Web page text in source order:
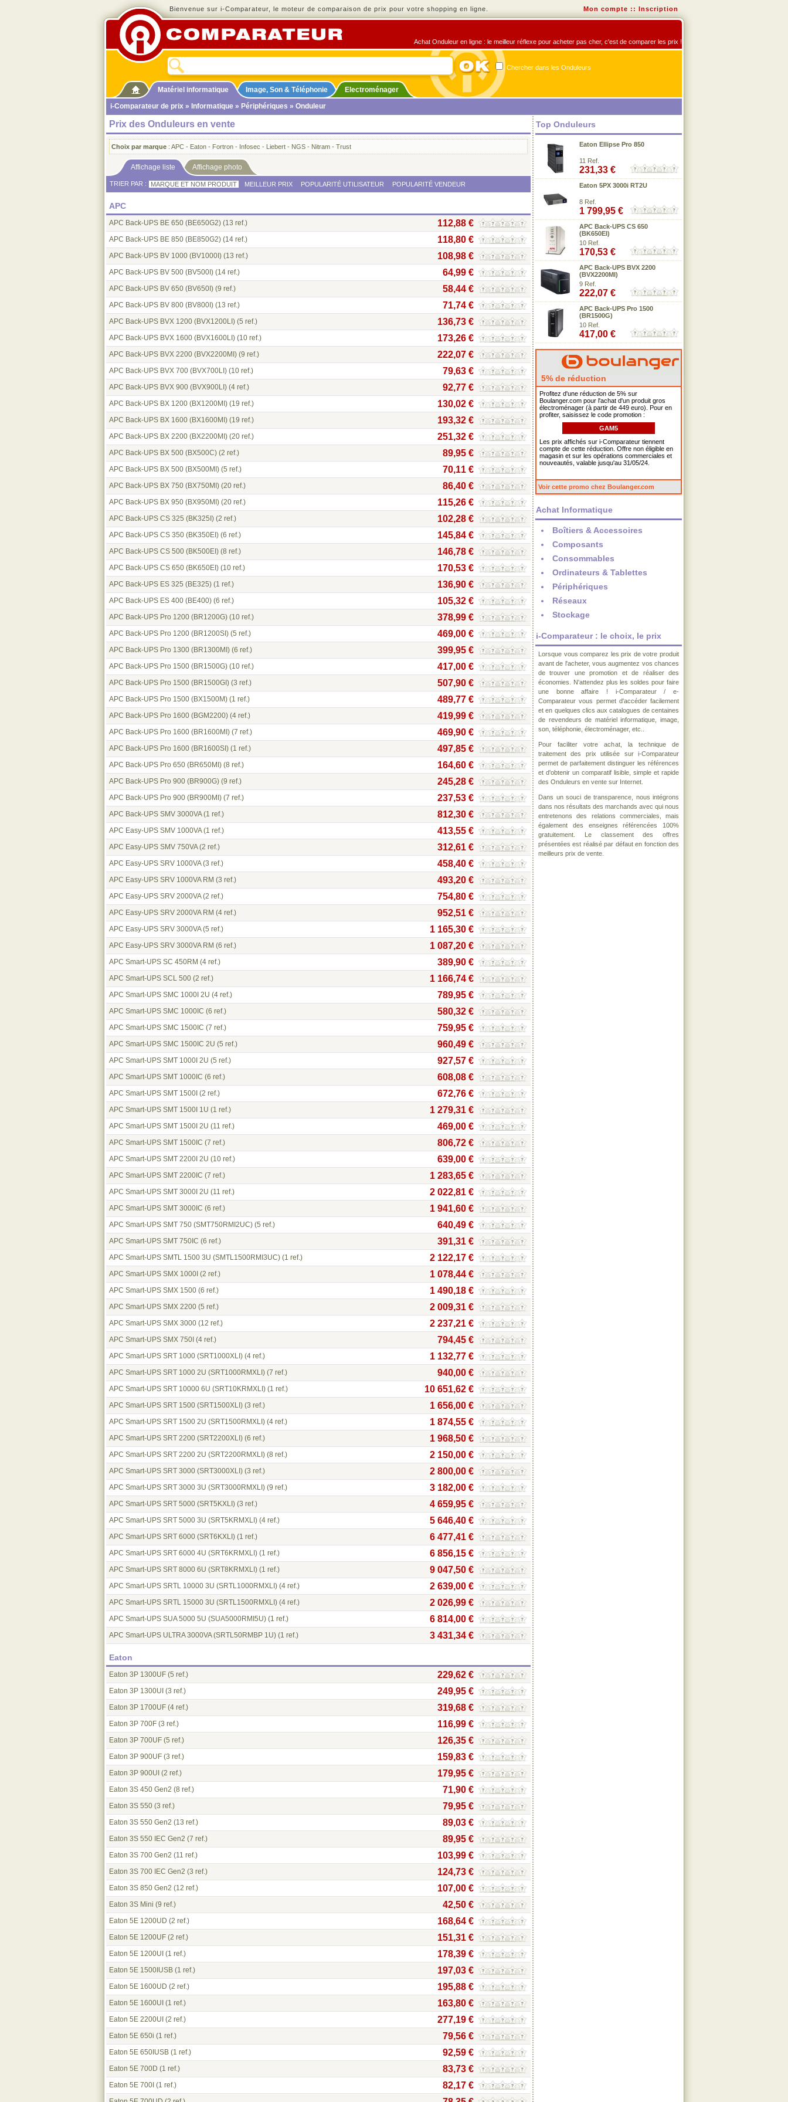
Bienvenue sur i-Comparateur, le moteur de comparaison de prix pour votre shopping en ligne. Mon compte :: Inscription
Achat Onduleur en ligne : le meilleur réflexe pour acheter pas cher, c'est de comparer les prix !
Chercher dans les Onduleurs
Matériel informatique Image, Son & Téléphonie
Electroménager
i-Comparateur de prix » Informatique » Périphériques » Onduleur
Prix des Onduleurs en vente
Choix par marque : APC - Eaton - Fortron - Infosec - Liebert - NGS - Nitram - Trust
Affichage liste Affichage photo
TRIER PAR : MARQUE ET NOM PRODUIT MEILLEUR PRIX POPULARITÉ UTILISATEUR POPULARITÉ VENDEUR
APC
APC Back-UPS BE 650 (BE650G2) (13 ref.) 112,88 €
APC Back-UPS BE 850 (BE850G2) (14 ref.) 118,80 €
APC Back-UPS BV 1000 (BV1000I) (13 ref.) 108,98 €
APC Back-UPS BV 500 (BV500I) (14 ref.) 64,99 €
APC Back-UPS BV 650 (BV650I) (9 ref.) 58,44 €
APC Back-UPS BV 800 (BV800I) (13 ref.) 71,74 €
APC Back-UPS BVX 1200 (BVX1200LI) (5 ref.) 136,73 €
APC Back-UPS BVX 1600 (BVX1600LI) (10 ref.) 173,26 €
APC Back-UPS BVX 2200 (BVX2200MI) (9 ref.) 222,07 €
APC Back-UPS BVX 700 (BVX700LI) (10 ref.) 79,63 €
APC Back-UPS BVX 900 (BVX900LI) (4 ref.) 92,77 €
APC Back-UPS BX 1200 (BX1200MI) (19 ref.) 130,02 €
APC Back-UPS BX 1600 (BX1600MI) (19 ref.) 193,32 €
APC Back-UPS BX 2200 (BX2200MI) (20 ref.) 251,32 €
APC Back-UPS BX 500 (BX500C) (2 ref.) 89,95 €
APC Back-UPS BX 500 (BX500MI) (5 ref.) 70,11 €
APC Back-UPS BX 750 (BX750MI) (20 ref.) 86,40 €
APC Back-UPS BX 950 (BX950MI) (20 ref.) 115,26 €
APC Back-UPS CS 325 (BK325I) (2 ref.) 102,28 €
APC Back-UPS CS 350 (BK350EI) (6 ref.) 145,84 €
APC Back-UPS CS 500 (BK500EI) (8 ref.) 146,78 €
APC Back-UPS CS 650 (BK650EI) (10 ref.) 170,53 €
APC Back-UPS ES 325 (BE325) (1 ref.) 136,90 €
APC Back-UPS ES 400 (BE400) (6 ref.) 105,32 €
APC Back-UPS Pro 1200 (BR1200G) (10 ref.) 378,99 €
APC Back-UPS Pro 1200 (BR1200SI) (5 ref.) 469,00 €
APC Back-UPS Pro 1300 (BR1300MI) (6 ref.) 399,95 €
APC Back-UPS Pro 1500 (BR1500G) (10 ref.) 417,00 €
APC Back-UPS Pro 1500 (BR1500GI) (3 ref.) 507,90 €
APC Back-UPS Pro 1500 (BX1500M) (1 ref.) 489,77 €
APC Back-UPS Pro 1600 (BGM2200) (4 ref.) 419,99 €
APC Back-UPS Pro 1600 (BR1600MI) (7 ref.) 469,90 €
APC Back-UPS Pro 1600 (BR1600SI) (1 ref.) 497,85 €
APC Back-UPS Pro 650 (BR650MI) (8 ref.) 164,60 €
APC Back-UPS Pro 900 (BR900G) (9 ref.) 245,28 €
APC Back-UPS Pro 900 (BR900MI) (7 ref.) 237,53 €
APC Back-UPS SMV 3000VA(1 ref.) 812,30 €
APC Easy-UPS SMV 1000VA(1 ref.) 413,55 €
APC Easy-UPS SMV 750VA(2 ref.) 312,61 €
APC Easy-UPS SRV 1000VA(3 ref.) 458,40 €
APC Easy-UPS SRV 1000VA RM (3 ref.) 493,20 €
APC Easy-UPS SRV 2000VA(2 ref.) 754,80 €
APC Easy-UPS SRV 2000VA RM (4 ref.) 952,51 €
APC Easy-UPS SRV 3000VA(5 ref.) 1 165,30 €
APC Easy-UPS SRV 3000VA RM (6 ref.) 1 087,20 €
APC Smart-UPS SC 450RM (4 ref.) 389,90 €
APC Smart-UPS SCL 500 (2 ref.) 1 166,74 €
APC Smart-UPS SMC 1000I 2U (4 ref.) 789,95 €
APC Smart-UPS SMC 1000IC (6 ref.) 580,32 €
APC Smart-UPS SMC 1500IC (7 ref.) 759,95 €
APC Smart-UPS SMC 1500IC 2U (5 ref.) 960,49 €
APC Smart-UPS SMT 1000I 2U (5 ref.) 927,57 €
APC Smart-UPS SMT 1000IC (6 ref.) 608,08 €
APC Smart-UPS SMT 1500I (2 ref.) 672,76 €
APC Smart-UPS SMT 1500I 1U (1 ref.) 1 279,31 €
APC Smart-UPS SMT 1500I 2U (11 ref.) 469,00 €
APC Smart-UPS SMT 1500IC (7 ref.) 806,72 €
APC Smart-UPS SMT 2200I 2U (10 ref.) 639,00 €
APC Smart-UPS SMT 2200IC (7 ref.) 1 283,65 €
APC Smart-UPS SMT 3000I 2U (11 ref.) 2 022,81 €
APC Smart-UPS SMT 3000IC (6 ref.) 1 941,60 €
APC Smart-UPS SMT 750 (SMT750RMI2UC) (5 ref.) 640,49 €
APC Smart-UPS SMT 750IC (6 ref.) 391,31 €
APC Smart-UPS SMTL 1500 3U (SMTL1500RMI3UC) (1 ref.) 2 122,17 €
APC Smart-UPS SMX 1000I (2 ref.) 1 078,44 €
APC Smart-UPS SMX 1500 (6 ref.) 1 490,18 €
APC Smart-UPS SMX 2200 (5 ref.) 2 009,31 €
APC Smart-UPS SMX 3000 (12 ref.) 2 237,21 €
APC Smart-UPS SMX 750I (4 ref.) 794,45 €
APC Smart-UPS SRT 1000 (SRT1000XLI) (4 ref.) 1 132,77 €
APC Smart-UPS SRT 1000 2U (SRT1000RMXLI) (7 ref.) 940,00 €
APC Smart-UPS SRT 10000 6U (SRT10KRMXLI) (1 ref.) 10 651,62 €
APC Smart-UPS SRT 1500 (SRT1500XLI) (3 ref.) 1 656,00 €
APC Smart-UPS SRT 1500 2U (SRT1500RMXLI) (4 ref.) 1 874,55 €
APC Smart-UPS SRT 2200 (SRT2200XLI) (6 ref.) 1 968,50 €
APC Smart-UPS SRT 2200 2U (SRT2200RMXLI) (8 ref.) 2 150,00 €
APC Smart-UPS SRT 3000 (SRT3000XLI) (3 ref.) 2 800,00 €
APC Smart-UPS SRT 3000 3U (SRT3000RMXLI) (9 ref.) 3 182,00 €
APC Smart-UPS SRT 5000 (SRT5KXLI) (3 ref.) 4 659,95 €
APC Smart-UPS SRT 5000 3U (SRT5KRMXLI) (4 ref.) 5 646,40 €
APC Smart-UPS SRT 6000 (SRT6KXLI) (1 ref.) 6 477,41 €
APC Smart-UPS SRT 6000 4U (SRT6KRMXLI) (1 ref.) 6 856,15 €
APC Smart-UPS SRT 8000 6U (SRT8KRMXLI) (1 ref.) 9 047,50 €
APC Smart-UPS SRTL 10000 3U (SRTL1000RMXLI) (4 ref.) 2 639,00 €
APC Smart-UPS SRTL 15000 3U (SRTL1500RMXLI) (4 ref.) 2 026,99 €
APC Smart-UPS SUA 5000 5U (SUA5000RMI5U) (1 ref.) 6 814,00 €
APC Smart-UPS ULTRA 3000VA (SRTL50RMBP 1U) (1 ref.) 3 431,34 €
Eaton
Eaton 3P 1300UF (5 ref.) 229,62 €
Eaton 3P 1300UI (3 ref.) 249,95 €
Eaton 3P 1700UF (4 ref.) 319,68 €
Eaton 3P 700F (3 ref.) 116,99 €
Eaton 3P 700UF (5 ref.) 126,35 €
Eaton 3P 900UF (3 ref.) 159,83 €
Eaton 3P 900UI (2 ref.) 179,95 €
Eaton 3S 450 Gen2 (8 ref.) 71,90 €
Eaton 3S 550 (3 ref.) 79,95 €
Eaton 3S 550 Gen2 (13 ref.) 89,03 €
Eaton 3S 550 IEC Gen2 (7 ref.) 89,95 €
Eaton 3S 700 Gen2 (11 ref.) 103,99 €
Eaton 3S 700 IEC Gen2 (3 ref.) 124,73 €
Eaton 3S 850 Gen2 (12 ref.) 107,00 €
Eaton 3S Mini (9 ref.) 42,50 €
Eaton 5E 1200UD (2 ref.) 168,64 €
Eaton 5E 1200UF (2 ref.) 151,31 €
Eaton 5E 1200UI (1 ref.) 178,39 €
Eaton 5E 1500IUSB (1 ref.) 197,03 €
Eaton 5E 1600UD (2 ref.) 195,88 €
Eaton 5E 1600UI (1 ref.) 163,80 €
Eaton 5E 2200UI (2 ref.) 277,19 €
Eaton 5E 650i (1 ref.) 79,56 €
Eaton 5E 650IUSB (1 ref.) 92,59 €
Eaton 5E 700D (1 ref.) 83,73 €
Eaton 5E 700I (1 ref.) 82,17 €
Top Onduleurs
Eaton Ellipse Pro 850
11 Ref.
231,33 €
Eaton 5PX 3000i RT2U
8 Ref.
1 799,95 €
APC Back-UPS CS 650
(BK650EI)
10 Ref.
170,53 €
APC Back-UPS BVX 2200
(BVX2200MI)
9 Ref.
222,07 €
APC Back-UPS Pro 1500
(BR1500G)
10 Ref.
417,00 €
5% de réduction
Profitez d'une réduction de 5% sur
Boulanger.com pour l'achat d'un produit gros
électroménager (à partir de 449 euro). Pour en
profiter, saisissez le code promotion :
GAM5
Les prix affichés sur i-Comparateur tiennent
compte de cette réduction. Offre non éligible en
magasin et sur les opérations commerciales et
nouveautés, valable jusqu'au 31/05/24.
Voir cette promo chez Boulanger.com
Achat Informatique
Boîtiers & Accessoires
Composants
Consommables
Ordinateurs & Tablettes
Périphériques
Réseaux
Stockage
i-Comparateur : le choix, le prix
Lorsque vous comparez les prix de votre produit
avant de l'acheter, vous augmentez vos chances
de trouver une promotion et de réaliser des
économies. N'attendez plus les soldes pour faire
une bonne affaire ! i-Comparateur / e-
Comparateur vous permet d'accéder facilement
et en quelques clics aux catalogues de centaines
de revendeurs de matériel informatique, image,
son, téléphonie, électroménager, etc..
Pour faciliter votre achat, la technique de
traitement des prix utilisée sur i-Comparateur
permet de parfaitement distinguer les références
et d'obtenir un comparatif lisible, simple et rapide
des Onduleurs en vente sur Internet.
Dans un souci de transparence, nous intégrons
dans nos résultats des marchands avec qui nous
entretenons des relations commerciales, mais
également des enseignes référencées 100%
gratuitement. Le classement des offres
présentées est réalisé par défaut en fonction des
meilleurs prix de vente.